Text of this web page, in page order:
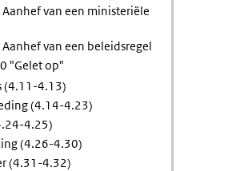
van een ministeriële
van een beleidsregel
"Gelet op"
(4.11-4.13)
(4.14-4.23)
4.25)
(4.26-4.30)
(4.31-4.32)